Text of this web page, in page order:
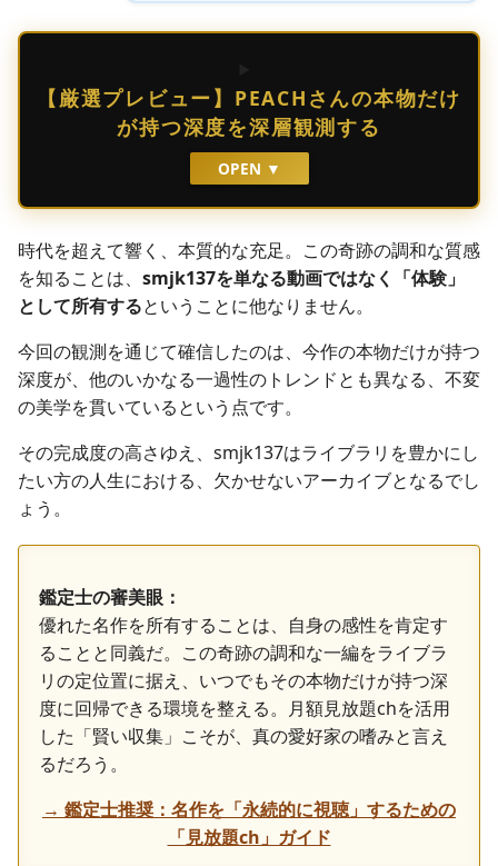
【厳選プレビュー】PEACHさんの本物だけ
が持つ深度を深層観測する
OPEN ▼
時代を超えて響く、本質的な充足。この奇跡の調和な質感
を知ることは、 smjk137を単なる動画ではなく「体験」
として所有するということに他なりません。
今回の観測を通じて確信したのは、今作の本物だけが持つ
深度が、他のいかなる一過性のトレンドとも異なる、不変
の美学を貫いているという点です。
その完成度の高さゆえ、smjk137はライブラリを豊かにし
たい方の人生における、欠かせないアーカイブとなるでし
ょう。
鑑定士の審美眼：
優れた名作を所有することは、自身の感性を肯定す
ることと同義だ。この奇跡の調和な一編をライブラ
リの定位置に据え、いつでもその本物だけが持つ深
度に回帰できる環境を整える。月額見放題chを活用
した「賢い収集」こそが、真の愛好家の嗜みと言え
るだろう。
→ 鑑定士推奨：名作を「永続的に視聴」するための
「見放題ch」ガイド